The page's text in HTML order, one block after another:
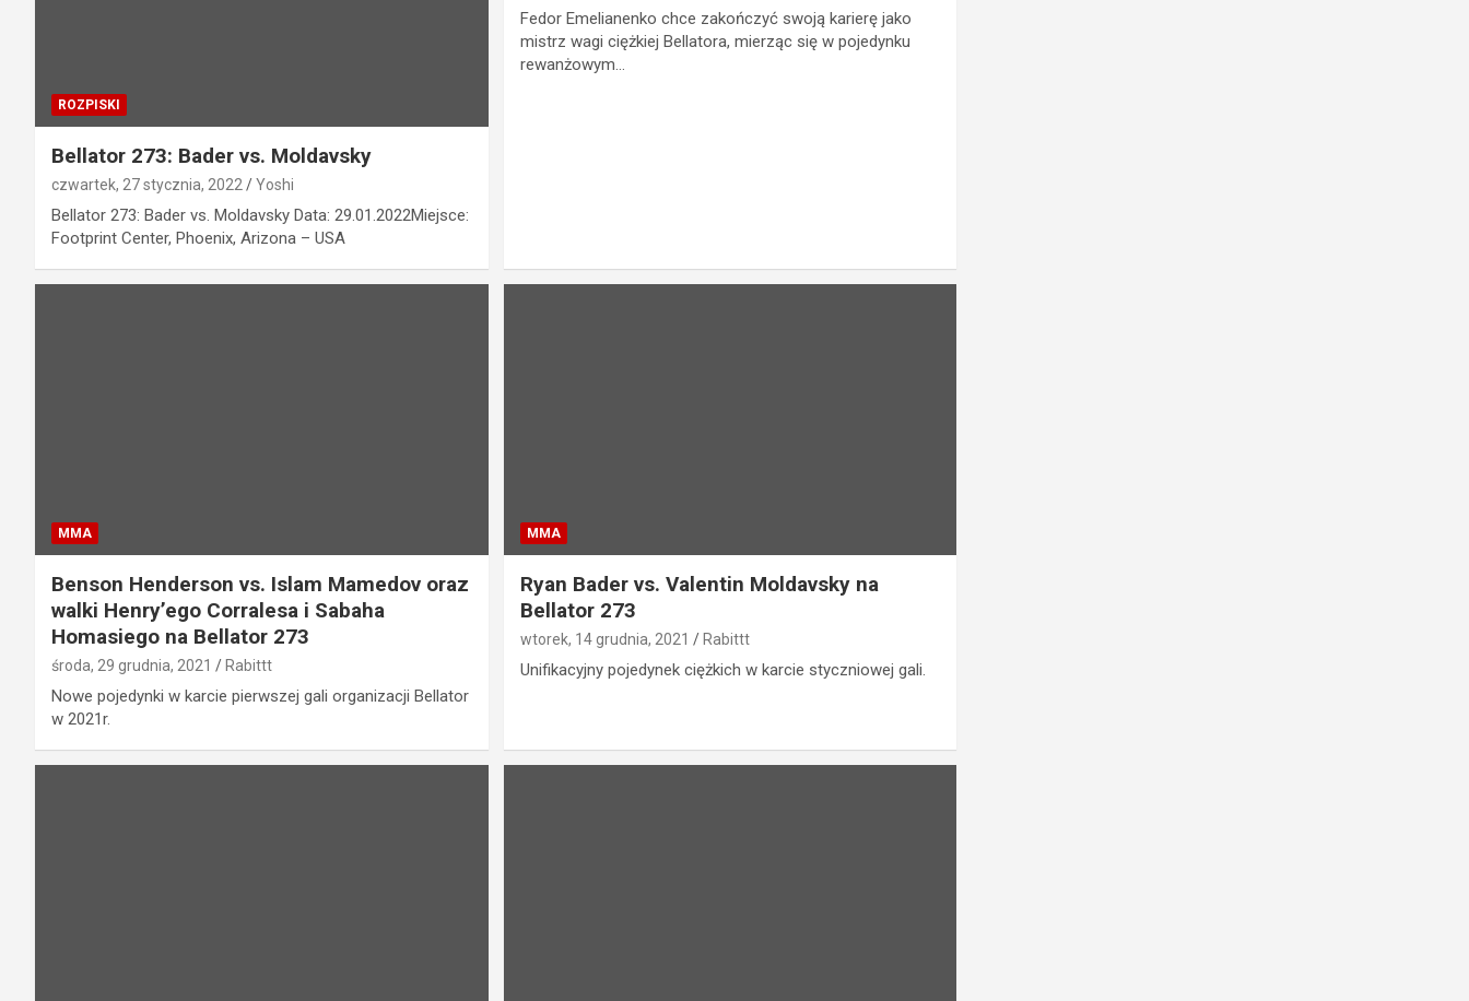
ROZPISKI
Bellator 273: Bader vs. Moldavsky
czwartek, 27 stycznia, 2022 Yoshi
Bellator 273: Bader vs. Moldavsky Data: 29.01.2022Miejsce:
Footprint Center, Phoenix, Arizona – USA
Fedor Emelianenko chce zakończyć swoją karierę jako
mistrz wagi ciężkiej Bellatora, mierząc się w pojedynku
rewanżowym…
MMA
Benson Henderson vs. Islam Mamedov oraz
walki Henry’ego Corralesa i Sabaha
Homasiego na Bellator 273
środa, 29 grudnia, 2021 Rabittt
Nowe pojedynki w karcie pierwszej gali organizacji Bellator
w 2021r.
MMA
Ryan Bader vs. Valentin Moldavsky na
Bellator 273
wtorek, 14 grudnia, 2021 Rabittt
Unifikacyjny pojedynek ciężkich w karcie styczniowej gali.